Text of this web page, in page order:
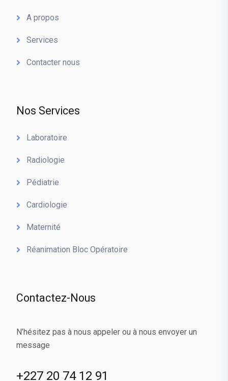
A propos
Services
Contacter nous
Nos Services
Laboratoire
Radiologie
Pédiatrie
Cardiologie
Maternité
Réanimation Bloc Opératoire
Contactez-Nous
N’hésitez pas à nous appeler ou à nous envoyer un
message
+227 20 74 12 91